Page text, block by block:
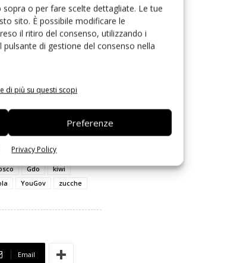
o per fare scelte dettagliate. Le tue
sito. È possibile modificare le
il ritiro del consenso, utilizzando i
di gestione del consenso nella
di più su questi scopi
Preferenze
Privacy Policy
alla newsletter
canali
carciofi
Gdo
kiwi
YouGov zucche
Email